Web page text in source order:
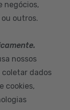
negócios,
outros.
nossos
coletar dados
cookies,